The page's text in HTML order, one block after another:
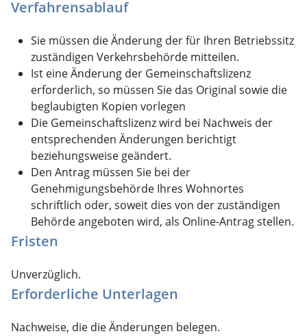
Verfahrensablauf
Sie müssen die Änderung der für Ihren Betriebssitz
zuständigen Verkehrsbehörde mitteilen.
Ist eine Änderung der Gemeinschaftslizenz
erforderlich, so müssen Sie das Original sowie die
beglaubigten Kopien vorlegen
Die Gemeinschaftslizenz wird bei Nachweis der
entsprechenden Änderungen berichtigt
beziehungsweise geändert.
Den Antrag müssen Sie bei der
Genehmigungsbehörde Ihres Wohnortes
schriftlich oder, soweit dies von der zuständigen
Behörde angeboten wird, als Online-Antrag stellen.
Fristen
Unverzüglich.
Erforderliche Unterlagen
Nachweise, die die Änderungen belegen.